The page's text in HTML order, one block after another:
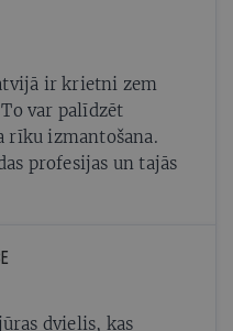
ir krietni zem
var palīdzēt
rīku izmantošana.
profesijas un tajās
dvielis, kas